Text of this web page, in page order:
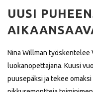
UUSI
Nina Willman työskentelee
luokanopettajana. Kuusi
puusepäksi ja tekee